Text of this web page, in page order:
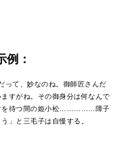
例：
って、妙なのね。御師匠さんだ
すがね。その御身分は何なんで
君を待つ間の姫小松……………障子
」と三毛子は自慢する。